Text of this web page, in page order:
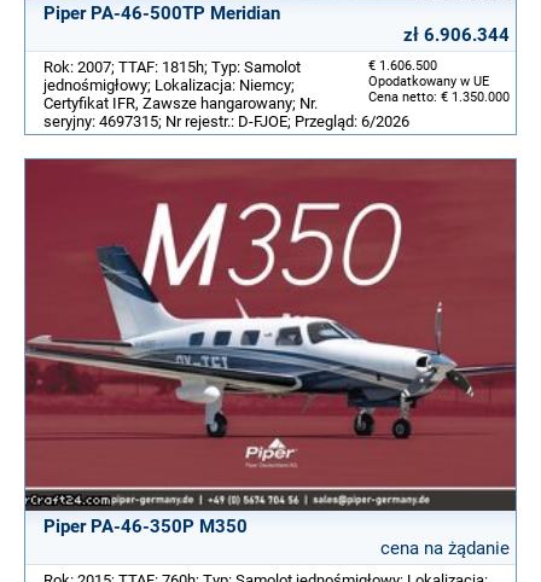
Piper PA-46-500TP Meridian
zł 6.906.344
€ 1.606.500
Opodatkowany w UE
Cena netto: € 1.350.000
Rok: 2007; TTAF: 1815h; Typ: Samolot
jednośmigłowy; Lokalizacja: Niemcy;
Certyfikat IFR, Zawsze hangarowany; Nr.
seryjny: 4697315; Nr rejestr.: D-FJOE; Przegląd: 6/2026
Piper PA-46-350P M350
cena na żądanie